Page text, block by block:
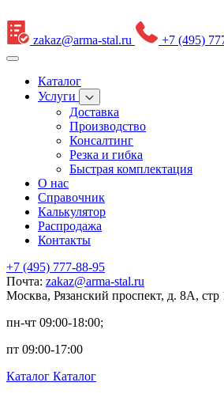
zakaz@arma-stal.ru +7 (495)
Каталог
Услуги
Доставка
Производство
Консалтинг
Резка и гибка
Быстрая комплектация
О нас
Справочник
Калькулятор
Распродажа
Контакты
+7 (495) 777-88-95
Почта: zakaz@arma-stal.ru
Москва, Рязанский проспект, д. 8А,
пн-чт 09:00-18:00;
пт 09:00-17:00
Каталог Каталог